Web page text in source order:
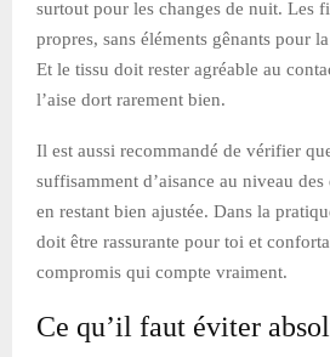
surtout pour les changes de nuit. Les
propres, sans éléments gênants pour
Et le tissu doit rester agréable au
l’aise dort rarement bien.
Il est aussi recommandé de vérifier
suffisamment d’aisance au niveau
en restant bien ajustée. Dans la
doit être rassurante pour toi et
compromis qui compte vraiment.
Ce qu’il faut éviter